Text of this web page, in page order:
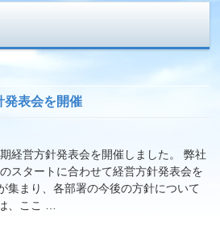
発表会を開催
経営方針発表会を開催しました。 弊社
スタートに合わせて経営方針発表会を
集まり、各部署の今後の方針について
、ここ …